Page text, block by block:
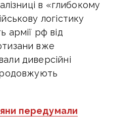
в «глибокому
логістику
армії рф від
вже
диверсійні
передумали